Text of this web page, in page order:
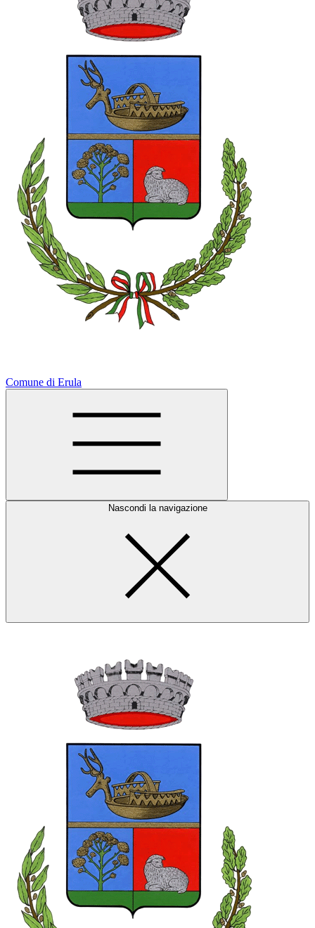
Comune di Erula
Nascondi la navigazione